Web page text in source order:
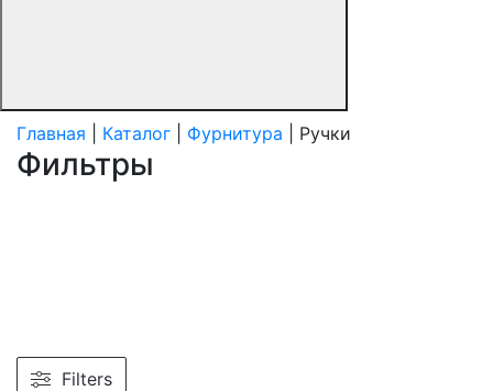
Главная Каталог Фурнитура | Ручки
Фильтры
Filters